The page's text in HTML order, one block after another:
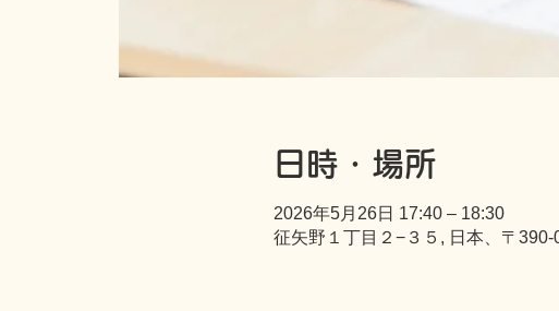
日時・場所
2026年5月26日 17:40 – 18:30
征矢野１丁目２−３５, 日本、〒